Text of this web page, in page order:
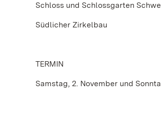
Schloss und Schlossgarten
Südlicher Zirkelbau
TERMIN
Samstag, 2. November und